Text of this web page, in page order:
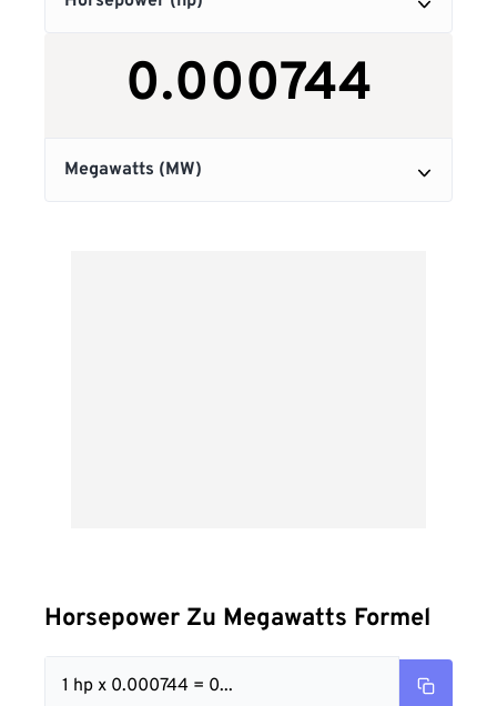
Horsepower Zu Megawatts Formel
1 hp x 0.000744 = 0...